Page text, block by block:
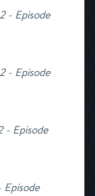
- Episode
- Episode
- Episode